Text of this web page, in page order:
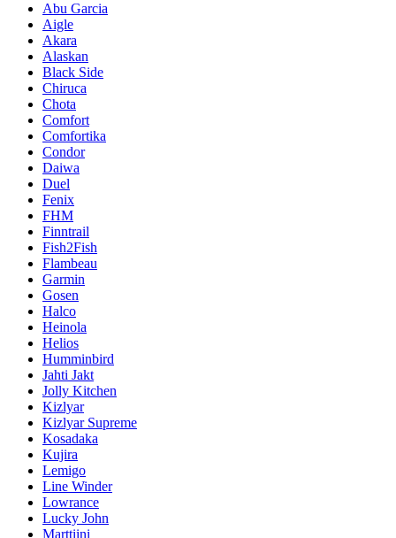
Abu Garcia
Aigle
Akara
Alaskan
Black Side
Chiruca
Chota
Comfort
Comfortika
Condor
Daiwa
Duel
Fenix
FHM
Finntrail
Fish2Fish
Flambeau
Garmin
Gosen
Halco
Heinola
Helios
Humminbird
Jahti Jakt
Jolly Kitchen
Kizlyar
Kizlyar Supreme
Kosadaka
Kujira
Lemigo
Line Winder
Lowrance
Lucky John
Marttiini